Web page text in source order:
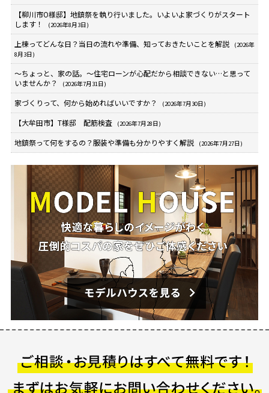
【柳川市O様邸】地鎮祭を執り行いました。いよいよ家づくりがスタート
します！
(2026年8月3日)
上棟ってどんな日？当日の流れや準備、知っておきたいことを解説
(2026年
8月3日)
～ちょっと、家の話。～住宅ローンが心配だから相談できない…と思って
いませんか？
(2026年7月31日)
家づくりって、何から始めればいいですか？ (2026年7月30日)
【大牟田市】T様邸 配筋検査 (2026年7月28日)
地鎮祭って何をするの？服装や準備も分かりやすく解説 (2026年7月27日)